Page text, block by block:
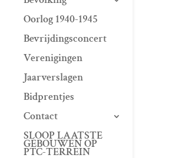
Oorlog 1940-1945
Bevrijdingsconcert
Verenigingen
Jaarverslagen
Bidprentjes
Contact
SLOOP LAATSTE
GEBOUWEN OP
PTC-TERREIN